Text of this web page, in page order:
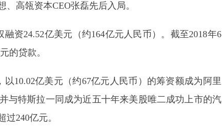
高瓴资本CEO张磊先后入局。
资24.52亿美元（约164亿元人民币）。截至2018年6
的贷款。
10.02亿美元（约67亿元人民币）的筹资额成为阿里
与特斯拉一同成为近五十年来美股唯二成功上市的汽
240亿元。